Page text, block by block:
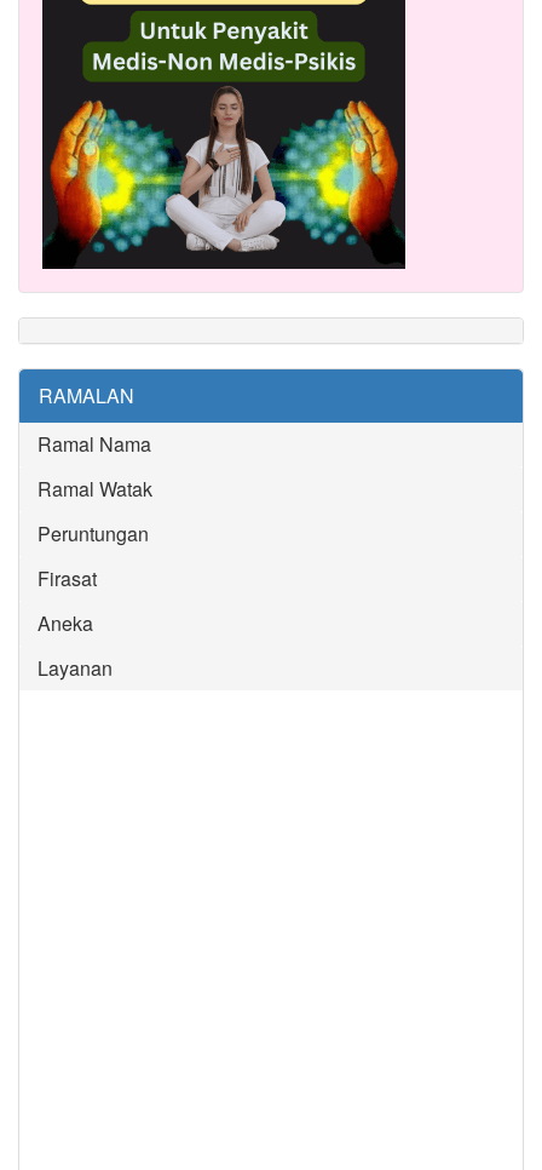
RAMALAN
Ramal Nama
Ramal Watak
Peruntungan
Firasat
Aneka
Layanan